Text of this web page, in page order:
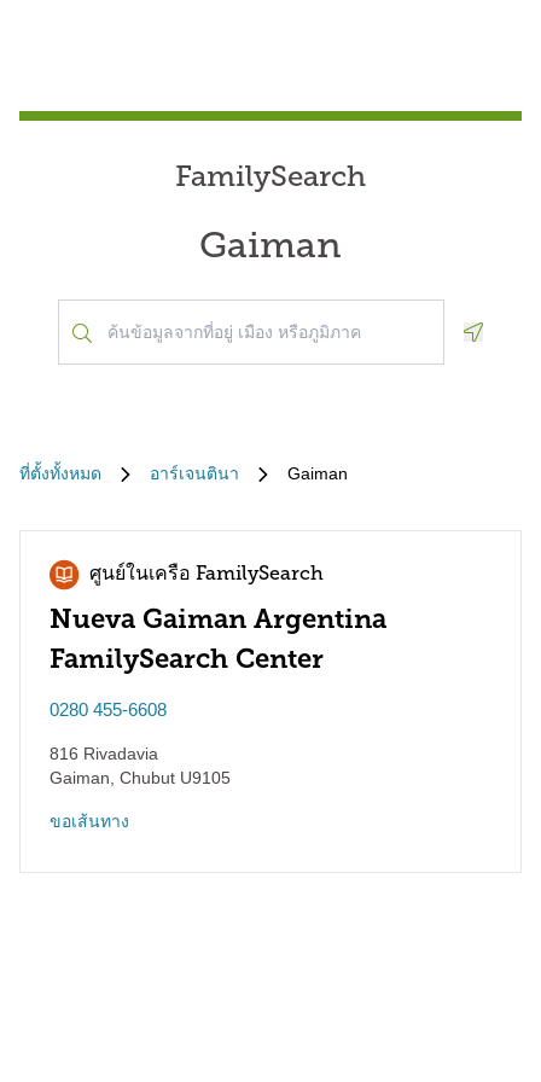
FamilySearch
Gaiman
ที่ตั้งทั้งหมด อาร์เจนตินา Gaiman
ศูนย์ในเครือ FamilySearch
Nueva Gaiman Argentina
FamilySearch Center
0280 455-6608
816 Rivadavia
Gaiman Chubut U9105
ขอเส้นทาง